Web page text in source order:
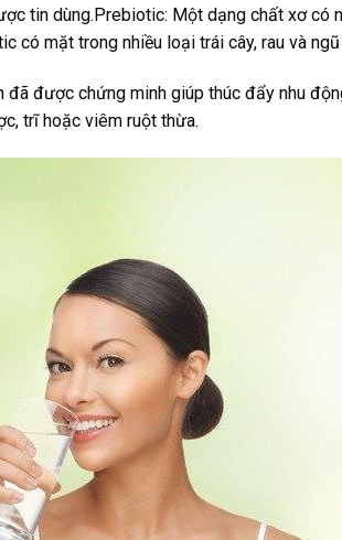
tin dùng.Prebiotic: Một dạng chất xơ có
có mặt trong nhiều loại trái cây, rau và ngũ
được chứng minh giúp thúc đẩy nhu
trĩ hoặc viêm ruột thừa.